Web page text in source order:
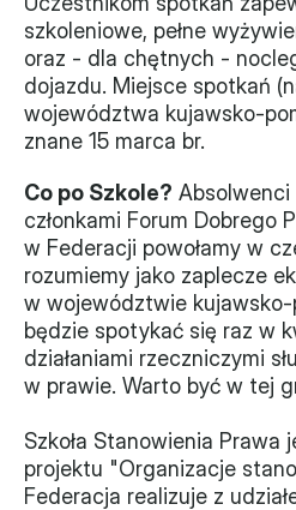
Edycja 2024
Laureaci
szkoleniowe, pełne
oraz - dla chętnych -
dojazdu. Miejsce spotkań
województwa kujawsko-
znane 15 marca br.
Co po Szkole? Absolwenci
członkami Forum Dobrego
w Federacji powołamy w
rozumiemy jako zaplecze
w województwie
będzie spotykać się raz w
działaniami rzeczniczymi
w prawie. Warto być w tej
Szkoła Stanowienia Prawa
projektu "Organizacje
Federacja realizuje z